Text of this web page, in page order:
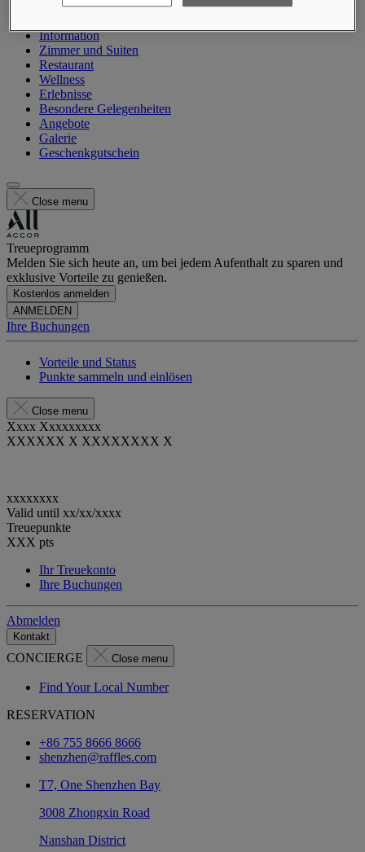
Information
Zimmer und Suiten
Restaurant
Wellness
Erlebnisse
Besondere Gelegenheiten
Angebote
Galerie
Geschenkgutschein
Close menu
Treueprogramm
Melden Sie sich heute an, um bei jedem Aufenthalt zu sparen und
exklusive Vorteile zu genießen.
Kostenlos anmelden
ANMELDEN
Ihre Buchungen
Vorteile und Status
Punkte sammeln und einlösen
Close menu
Xxxx Xxxxxxxxx
XXXXXX X XXXXXXXX X
xxxxxxxx
Valid until xx/xx/xxxx
Treuepunkte
XXX pts
Ihr Treuekonto
Ihre Buchungen
Abmelden
Kontakt
CONCIERGE Close menu
Find Your Local Number
RESERVATION
+86 755 8666 8666
shenzhen@raffles.com
T7, One Shenzhen Bay
3008 Zhongxin Road
Nanshan District